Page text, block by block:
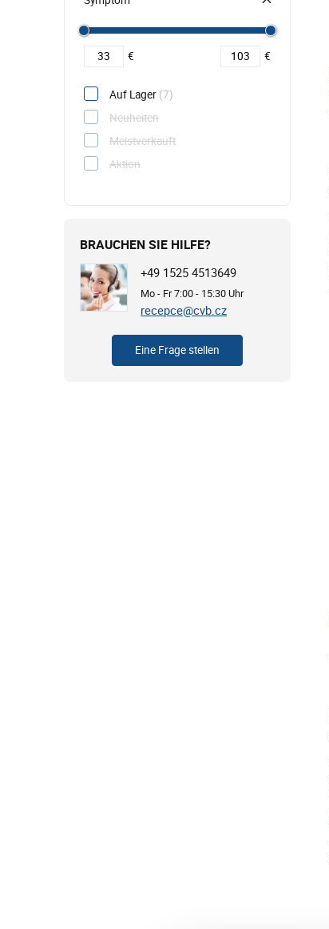
€ €
Auf Lager (7)
Neuheiten
Meistverkauft
Aktion
BRAUCHEN SIE HILFE?
+49 1525 4513649
Mo - Fr 7:00 - 15:30 Uhr
recepce@cvb.cz
Eine Frage stellen